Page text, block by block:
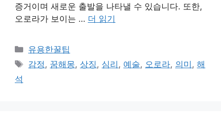
증거이며 새로운 출발을 나타낼 수 있습니다. 또한,
오로라가 보이는 … 더 읽기
카
테
고
유용한꿀팁
태
감정 , 꿈해몽, 상징 , 심리 , 예술, 오로라, 의미 ,해
석